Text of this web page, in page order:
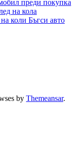
преди покупка
на кола
коли Бъгси авто
by Themeansar.